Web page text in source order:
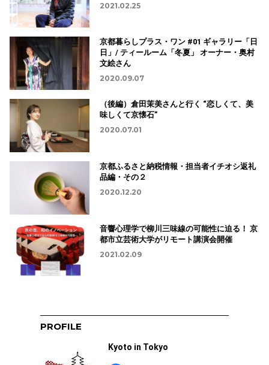
2021.02.25
京都暮らしプラス・ワン #01 ギャラリー「日
日」/ ティールーム「冬夏」 オーナー・奥村
文絵さん
2020.09.07
（後編）倉田茉美さんと行く “恋しくて、美
味しくて京懐石”
2020.07.01
京都ふるさと納税情報・担当者イチオシ返礼
品編・その２
2020.12.20
音響心理学で柳川三味線の可能性に迫る！ 京
都市立芸術大学がリモート講演会開催
2021.02.09
PROFILE
Kyoto in Tokyo